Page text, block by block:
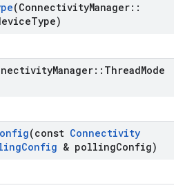
(ConnectivityManager::
Type)
Manager:: ThreadMode
(const Connectivity
Config & pollingConfig)